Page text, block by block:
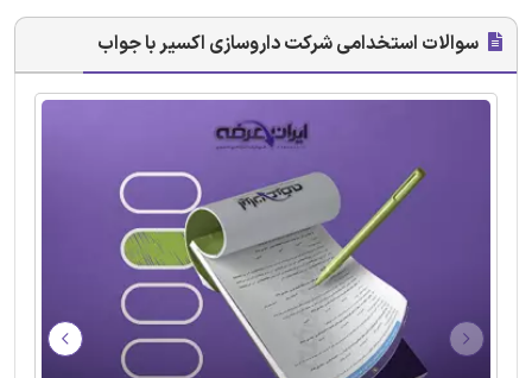
سوالات استخدامی شرکت داروسازی اکسیر با جواب